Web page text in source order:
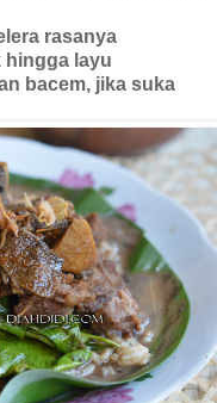
rasanya
hingga layu
bacem, jika suka